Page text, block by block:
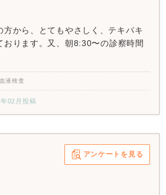
方から、とてもやさしく、テキパキ
おります。又、朝8:30〜の診察時間
液検査
02月投稿
アンケートを見る